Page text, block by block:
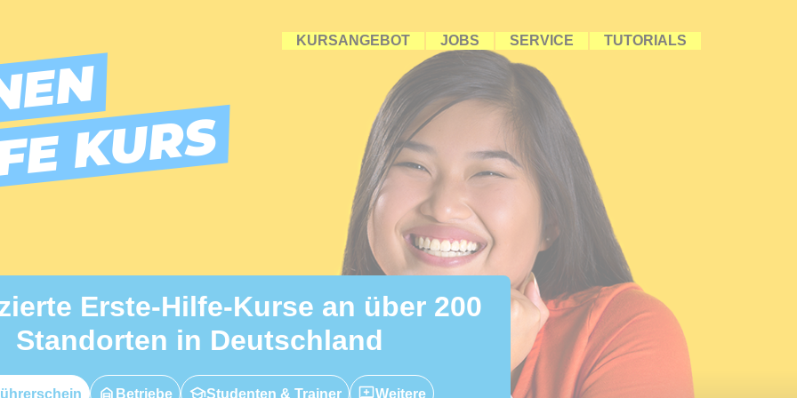
KURSANGEBOT JOBS SERVICE TUTORIALS
KURS
Erste-Hilfe-Kurse an über 200
Standorten in Deutschland
Betriebe Studenten & Trainer Weitere